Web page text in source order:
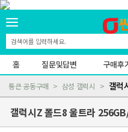
홈 질문및답변 구매후
통큰 공동구매 삼성 갤럭시 갤럭
갤럭시Z 폴드8 울트라